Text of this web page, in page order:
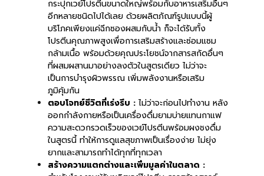
กระปุกเวย์โปรตีนขนาดใหญ่พร้อมกับอาหารเสริมอื่นๆ
อีกหลายชนิดไปได้เลย ด้วยผลิตภัณฑ์รูปแบบนี้ผู้
บริโภคเพียงแค่ฉีกซองผสมกับน้ำ ก็จะได้รับทั้ง
โปรตีนคุณภาพสูงเพื่อการเสริมสร้างและซ่อมแซม
กล้ามเนื้อ พร้อมด้วยคุณประโยชน์จากสารสกัดอื่นๆ
ที่ผสมผสานมาอย่างลงตัวในสูตรเดียว ไม่ว่าจะ
เป็นการบำรุงผิวพรรณ เพิ่มพลังงานหรือเสริม
ภูมิคุ้มกัน
ตอบโจทย์ชีวิตที่เร่งรีบ : ไม่ว่าจะก่อนไปทำงาน หลัง
ออกกำลังกายหรือเป็นเครื่องดื่มยามบ่ายแทนกาแฟ
ความสะดวกรวดเร็วของเวย์โปรตีนพร้อมผงชงดื่ม
ในสูตรนี้ ทำให้การดูแลสุขภาพเป็นเรื่องง่าย ไม่ยุ่ง
ยากและสามารถทำได้ทุกที่ทุกเวลา
สร้างความแตกต่างและเพิ่มมูลค่าในตลาด :